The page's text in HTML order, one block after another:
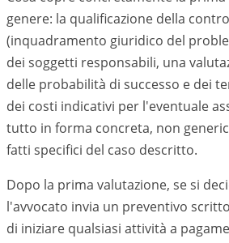
genere: la qualificazione della
(inquadramento giuridico del
dei soggetti responsabili, una
delle probabilità di successo e dei
dei costi indicativi per l'eventuale
tutto in forma concreta, non
fatti specifici del caso descritto.
Dopo la prima valutazione, se si
l'avvocato invia un preventivo
di iniziare qualsiasi attività a